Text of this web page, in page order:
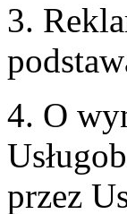
3.
4. O
przez